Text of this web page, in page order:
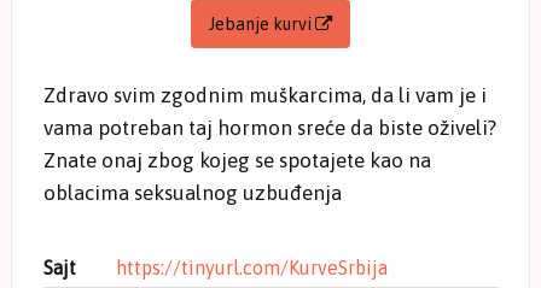
Jebanje kurvi
Zdravo svim zgodnim muškarcima, da li vam je i
vama potreban taj hormon sreće da biste oživeli?
Znate onaj zbog kojeg se spotajete kao na
oblacima seksualnog uzbuđenja
Sajt https://tinyurl.com/KurveSrbija